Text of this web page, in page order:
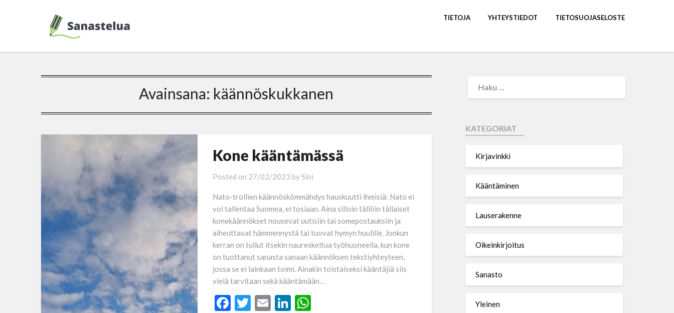
TIETOJA YHTEYSTIEDOT TIETOSUOJASELOSTE
Avainsana: käännöskukkanen
Kone kääntämässä
Posted on 27/02/2023 bySini
Nato-trollien käännöskömmähdys hauskuutti ihmisiä: Nato ei
voi tallentaa Suomea, ei tosiaan. Aina silloin tällöin tällaiset
konekäännökset nousevat uutisiin tai somepostauksiin ja
aiheuttavat hämmennystä tai tuovat hymyn huulille. Jonkun
kerran on tullut itsekin naureskeltua työhuoneella, kun kone
on tuottanut sanasta sanaan käännöksen tekstiyhteyteen,
jossa se ei lainkaan toimi. Ainakin toistaiseksi kääntäjiä siis
vielä tarvitaan sekä kääntämään…
Facebook
Twitter
EmailLinkedIn
WhatsApp
KATEGORIAT
Kirjavinkki
Kääntäminen
Lauserakenne
Oikeinkirjoitus
Sanasto
Yleinen